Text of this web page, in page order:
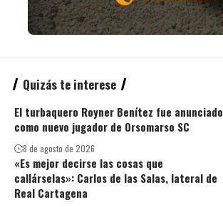
Quizás te interese
El turbaquero Royner Benítez fue anunciado
como nuevo jugador de Orsomarso SC
8 de agosto de 2026
«Es mejor decirse las cosas que
callárselas»: Carlos de las Salas, lateral de
Real Cartagena